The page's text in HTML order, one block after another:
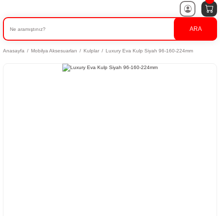
ARA
Anasayfa Mobilya Aksesuarları Kulplar Luxury Eva Kulp Siyah 96-160-224mm